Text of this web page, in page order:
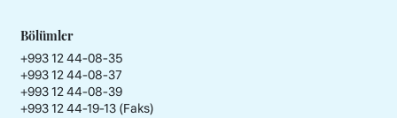
Bölümler
+993 12 44-08-35
+993 12 44-08-37
+993 12 44-08-39
+993 12 44-19-13 (Faks)